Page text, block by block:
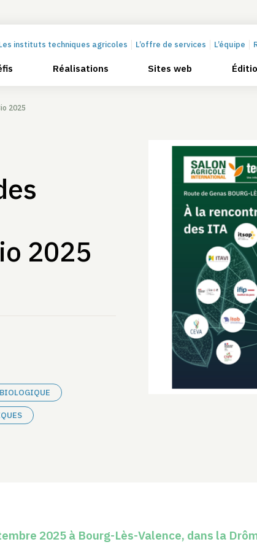
instituts techniques agricoles L’offre de services L’équipe
Réalisations Sites web
2025
2025
2025 à Bourg-Lès-Valence, dans la